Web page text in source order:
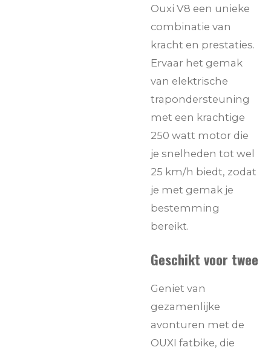
Ouxi V8 een unieke
combinatie van
kracht en prestaties.
Ervaar het gemak
van elektrische
trapondersteuning
met een krachtige
250 watt motor die
je snelheden tot wel
25 km/h biedt, zodat
je met gemak je
bestemming
bereikt.
Geschikt voor twee
Geniet van
gezamenlijke
avonturen met de
OUXI fatbike, die